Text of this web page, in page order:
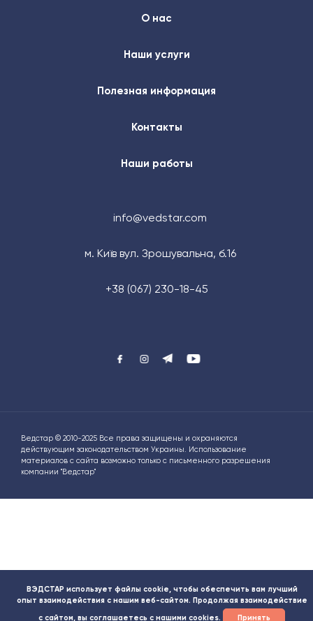
ВЭДСТАР использует файлы cookie, чтобы обеспечить вам лучший
опыт взаимодействия с нашим веб-сайтом. Продолжая взаимодействие
с сайтом, вы соглашаетесь с нашими cookies.
Принять
О нас
Наши услуги
Полезная информация
Контакты
Наши работы
info@vedstar.com
м. Київ вул. Зрошувальна, б.16
+38 (067) 230-18-45
Ведстар © 2010-2025 Все права защищены и охраняются
действующим законодательством Украины. Использование
материалов с сайта возможно только с письменного разрешения
компании "Ведстар"